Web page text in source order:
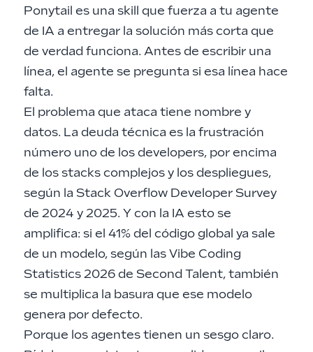
Ponytail es una skill que fuerza a tu agente
de IA a entregar la solución más corta que
de verdad funciona. Antes de escribir una
línea, el agente se pregunta si esa línea hace
falta.
El problema que ataca tiene nombre y
datos. La deuda técnica es la frustración
número uno de los developers, por encima
de los stacks complejos y los despliegues,
según la Stack Overflow Developer Survey
de 2024 y 2025. Y con la IA esto se
amplifica: si el 41% del código global ya sale
de un modelo, según las Vibe Coding
Statistics 2026 de Second Talent, también
se multiplica la basura que ese modelo
genera por defecto.
Porque los agentes tienen un sesgo claro.